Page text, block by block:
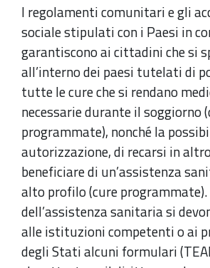
I regolamenti comunitari e gli
sociale stipulati con i Paesi in
garantiscono ai cittadini che si
all’interno dei paesi tutelati di
tutte le cure che si rendano
necessarie durante il soggiorno
programmate), nonché la
autorizzazione, di recarsi in
beneficiare di un’assistenza
alto profilo (cure
dell’assistenza sanitaria si
alle istituzioni competenti o ai
degli Stati alcuni formulari